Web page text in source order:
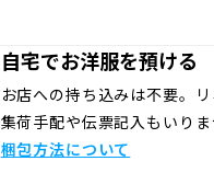
自宅でお洋服を預ける
お店への持ち込みは不要。リ
集荷手配や伝票記入もいりま
梱包方法について